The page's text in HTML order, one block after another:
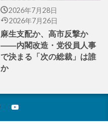
2026年7月28日
2026年7月26日
麻生支配か、高市反撃か
――内閣改造・党役員人事
で決まる「次の総裁」は誰
か